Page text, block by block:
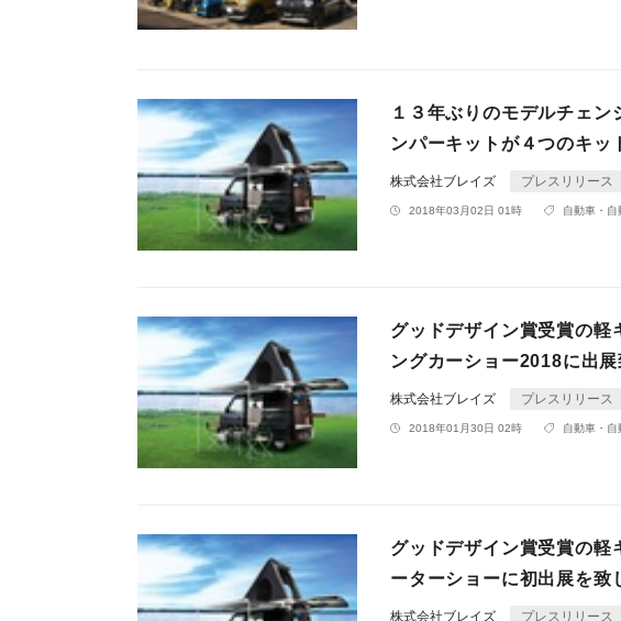
１３年ぶりのモデルチェ
ンパーキットが４つのキッ
株式会社ブレイズ プレスリリース
2018年03月02日 01時 自動車・自
グッドデザイン賞受賞の
ングカーショー2018に出展
株式会社ブレイズ プレスリリース
2018年01月30日 02時 自動車・自
グッドデザイン賞受賞の
ーターショーに初出展を致
株式会社ブレイズ プレスリリース